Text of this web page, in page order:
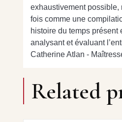
exhaustivement possible,
fois comme une
histoire du temps
analysant et évaluant
Catherine Atlan -
Related